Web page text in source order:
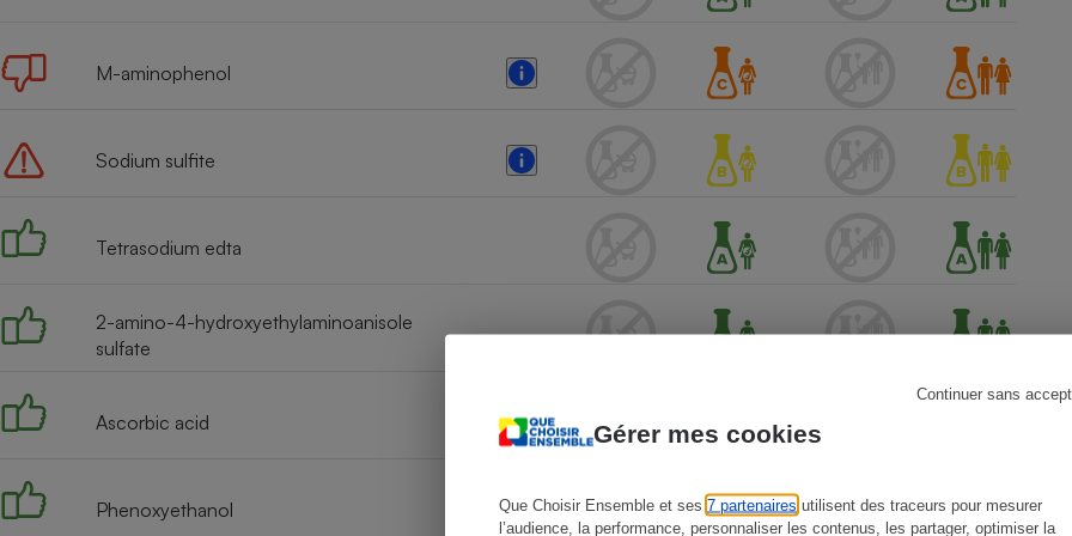
Gérer mes cookies
Que Choisir Ensemble et ses 7 partenaires utilisent des traceurs pour mesurer
l’audience, la performance, personnaliser les contenus, les partager, optimiser la
Continuer sans
M-aminophenol
Sodium sulfite
Tetrasodium edta
2-amino-4-hydroxyethylaminoanisole
sulfate
Ascorbic acid
Phenoxyethanol